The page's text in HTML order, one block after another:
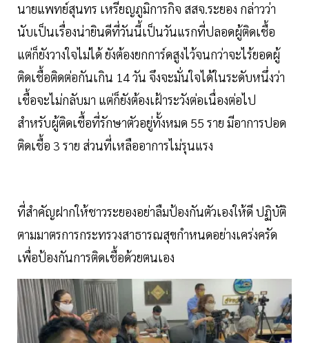
นายแพทย์สุนทร เหรียญภูมิการกิจ สสจ.ระยอง กล่าวว่า
นับเป็นเรื่องน่ายินดีที่วันนี้เป็นวันแรกที่ปลอดผู้ติดเชื้อ
แต่ก็ยังวางใจไม่ได้ ยังต้องยกการ์ดสูงไว้จนกว่าจะไร้ยอดผู้
ติดเชื้อติดต่อกันเกิน 14 วัน จึงจะมั่นใจได้ในระดับหนึ่งว่า
เชื้อจะไม่กลับมา แต่ก็ยังต้องเฝ้าระวังต่อเนื่องต่อไป
สำหรับผู้ติดเชื้อที่รักษาตัวอยู่ทั้งหมด 55 ราย มีอาการปอด
ติดเชื้อ 3 ราย ส่วนที่เหลืออาการไม่รุนแรง
ที่สำคัญฝากให้ชาวระยองอย่าลืมป้องกันตัวเองให้ดี ปฏิบัติ
ตามมาตรการกระทรวงสาธารณสุขกำหนดอย่างเคร่งครัด
เพื่อป้องกันการติดเชื้อด้วยตนเอง